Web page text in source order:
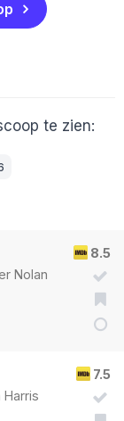
te zien:
8.5
Nolan
7.5
Harris